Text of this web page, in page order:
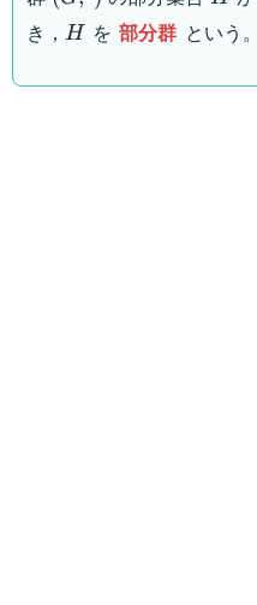
き，H
H を 部分群 という。